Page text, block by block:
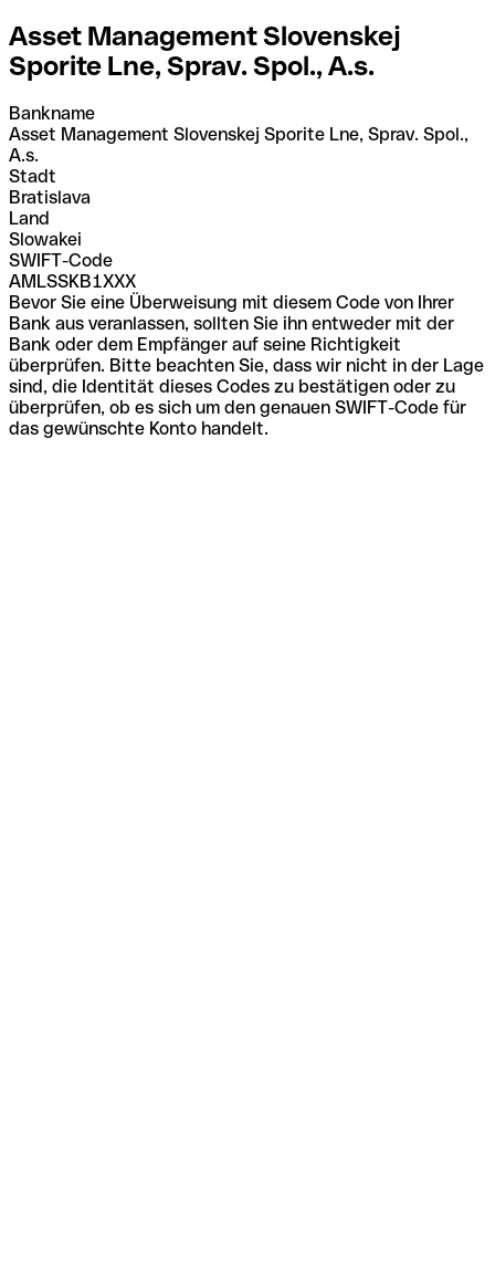
Asset Management Slovenskej
Sporite Lne, Sprav. Spol., A.s.
Bankname
Asset Management Slovenskej Sporite Lne, Sprav. Spol.,
A.s.
Stadt
Bratislava
Land
Slowakei
SWIFT-Code
AMLSSKB1XXX
Bevor Sie eine Überweisung mit diesem Code von Ihrer
Bank aus veranlassen, sollten Sie ihn entweder mit der
Bank oder dem Empfänger auf seine Richtigkeit
überprüfen. Bitte beachten Sie, dass wir nicht in der Lage
sind, die Identität dieses Codes zu bestätigen oder zu
überprüfen, ob es sich um den genauen SWIFT-Code für
das gewünschte Konto handelt.